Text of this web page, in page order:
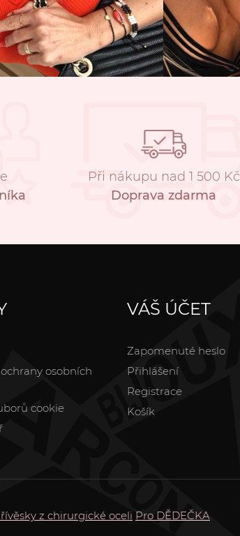
Při nákupu nad 1 500 Kč
Doprava zdarma
osobních
cookie
VÁŠ ÚČET
Zapomenuté heslo
Přihlášení
Registrace
Košík
z chirurgické oceli Pro DĚDEČKA